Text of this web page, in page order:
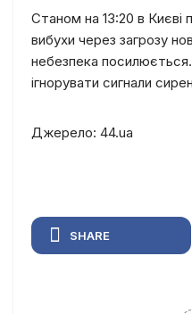
Станом на 13:20 в
вибухи через загрозу
небезпека
ігнорувати сигнали
Джерело: 44.ua
SHARE